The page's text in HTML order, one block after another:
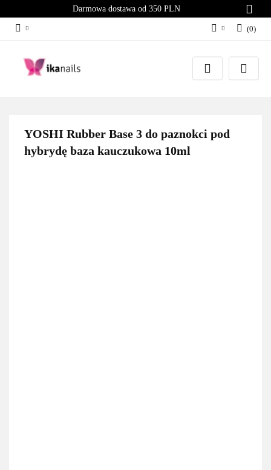
Darmowa dostawa od 350 PLN
Zaloguj się
Załóż konto
(0)
YOSHI Rubber Base 3 do paznokci pod
hybrydę baza kauczukowa 10ml